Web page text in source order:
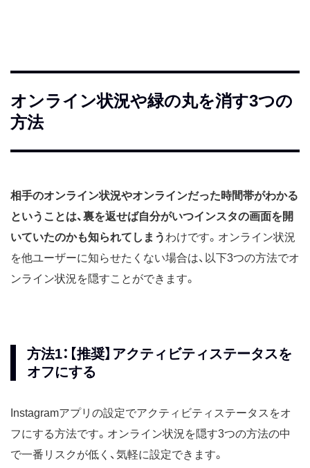
オンライン状況や緑の丸を消す3つの
方法
相手のオンライン状況やオンラインだった時間帯がわかる
ということは、裏を返せば自分がいつインスタの画面を開
いていたのかも知られてしまう わけです。オンライン状況
を他ユーザーに知らせたくない場合は、以下3つの方法でオ
ンライン状況を隠すことができます。
方法1：【推奨】アクティビティステータスを
オフにする
Instagramアプリの設定でアクティビティステータスをオ
フにする方法です。オンライン状況を隠す3つの方法の中
で一番リスクが低く、気軽に設定できます。